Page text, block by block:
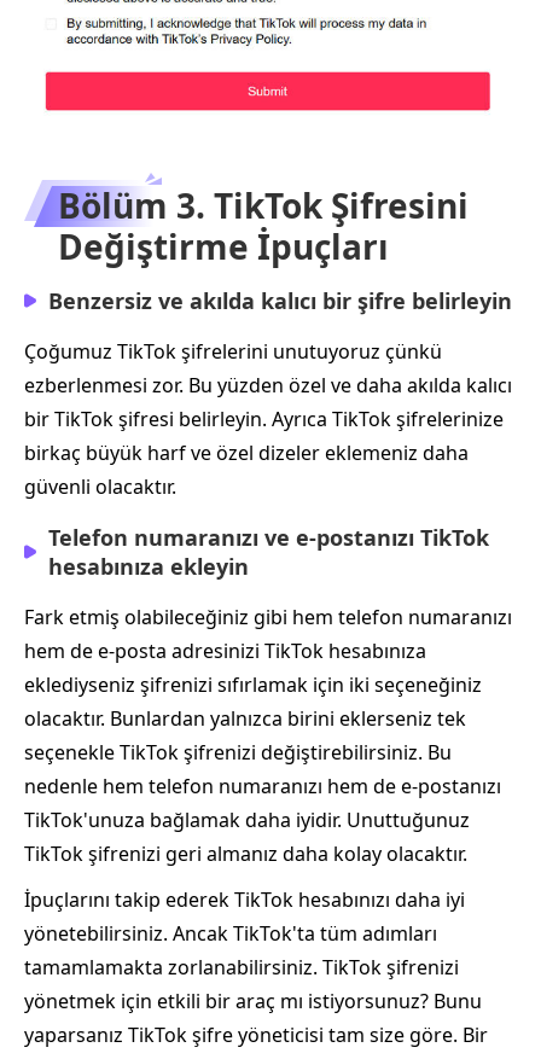
Bölüm 3. TikTok Şifresini
Değiştirme İpuçları
Benzersiz ve akılda kalıcı bir şifre belirleyin
Çoğumuz TikTok şifrelerini unutuyoruz çünkü
ezberlenmesi zor. Bu yüzden özel ve daha akılda kalıcı
bir TikTok şifresi belirleyin. Ayrıca TikTok şifrelerinize
birkaç büyük harf ve özel dizeler eklemeniz daha
güvenli olacaktır.
Telefon numaranızı ve e-postanızı TikTok
hesabınıza ekleyin
Fark etmiş olabileceğiniz gibi hem telefon numaranızı
hem de e-posta adresinizi TikTok hesabınıza
eklediyseniz şifrenizi sıfırlamak için iki seçeneğiniz
olacaktır. Bunlardan yalnızca birini eklerseniz tek
seçenekle TikTok şifrenizi değiştirebilirsiniz. Bu
nedenle hem telefon numaranızı hem de e-postanızı
TikTok'unuza bağlamak daha iyidir. Unuttuğunuz
TikTok şifrenizi geri almanız daha kolay olacaktır.
İpuçlarını takip ederek TikTok hesabınızı daha iyi
yönetebilirsiniz. Ancak TikTok'ta tüm adımları
tamamlamakta zorlanabilirsiniz. TikTok şifrenizi
yönetmek için etkili bir araç mı istiyorsunuz? Bunu
yaparsanız TikTok şifre yöneticisi tam size göre. Bir